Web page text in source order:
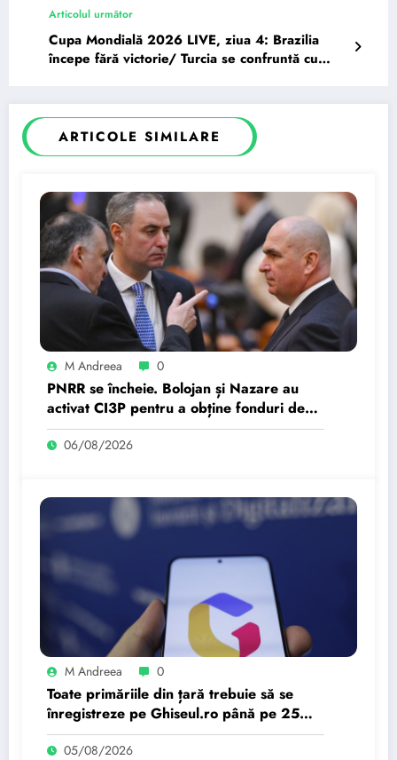
Articolul următor
Cupa Mondială 2026 LIVE, ziua 4: Brazilia
începe fără victorie/ Turcia se confruntă cu
ARTICOLE SIMILARE
M Andreea 0
PNRR se încheie. Bolojan și Nazare au
activat CI3P pentru a obține fonduri de
investiții. ”Grecia,…
06/08/2026
M Andreea 0
Toate primăriile din țară trebuie să se
înregistreze pe Ghiseul.ro până pe 25
august. 919 primari au…
05/08/2026